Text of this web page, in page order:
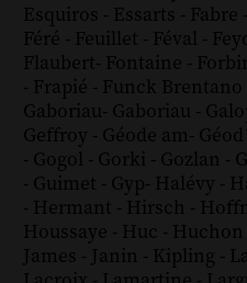
Esquiros - Essarts - Fabre -
Féré - Feuillet - Féval -
Flaubert- Fontaine -
- Frapié - Funck Brentano
Gaboriau- Gaboriau -
Geffroy - Géode am-
- Gogol - Gorki - Gozlan -
- Guimet - Gyp- Halévy -
- Hermant - Hirsch -
Houssaye - Huc - Huchon
James - Janin - Kipling -